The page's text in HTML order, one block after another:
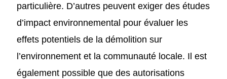
particulière. D’autres peuvent exiger des études
d’impact environnemental pour évaluer les
effets potentiels de la démolition sur
l’environnement et la communauté locale. Il est
également possible que des autorisations